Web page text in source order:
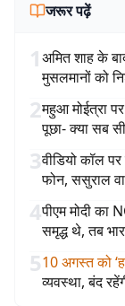
जरूर पढ़ें
1अमित शाह के
मुसलमानों को
2महुआ मोईत्रा
पूछा- क्या सब
3वीडियो कॉल
फोन, ससुराल
4पीएम मोदी
समृद्ध थे, तब
510 अगस्त को
व्यवस्था, बंद